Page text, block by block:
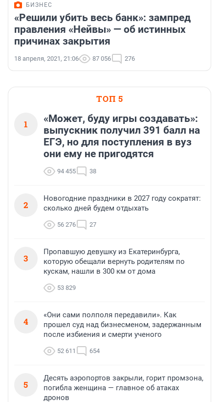
БИЗНЕС
«Решили убить весь банк»: зампред
правления «Нейвы» — об истинных
причинах закрытия
18 апреля, 2021, 21:06 87 056 276
ТОП 5
1
«Может, буду игры создавать»:
выпускник получил 391 балл на
ЕГЭ, но для поступления в вуз
они ему не пригодятся
94 455 38
2
Новогодние праздники в 2027 году сократят:
сколько дней будем отдыхать
56 276 27
3
Пропавшую девушку из Екатеринбурга,
которую обещали вернуть родителям по
кускам, нашли в 300 км от дома
53 829
4
«Они сами полполя передавили». Как
прошел суд над бизнесменом, задержанным
после избиения и смерти ученого
52 611 654
5
Десять аэропортов закрыли, горит промзона,
погибла женщина — главное об атаках
дронов